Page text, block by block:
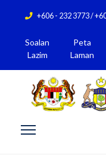
+606 - 232 3773 /
Soalan
Lazim
Peta
Laman